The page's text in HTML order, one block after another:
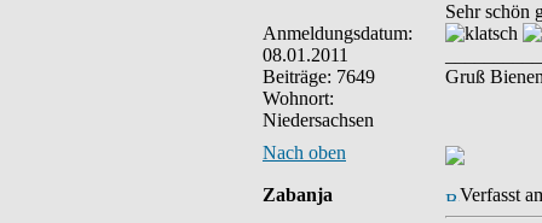
Anmeldungsdatum:
08.01.2011
Beiträge: 7649
Wohnort:
Niedersachsen
Sehr schön
Gruß
Nach oben
Zabanja Verfasst